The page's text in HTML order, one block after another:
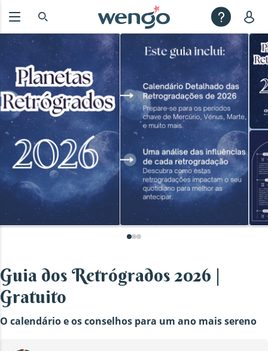
Guia dos Retrógrados 2026 |
Gratuito
O calendário e os conselhos para um ano mais sereno